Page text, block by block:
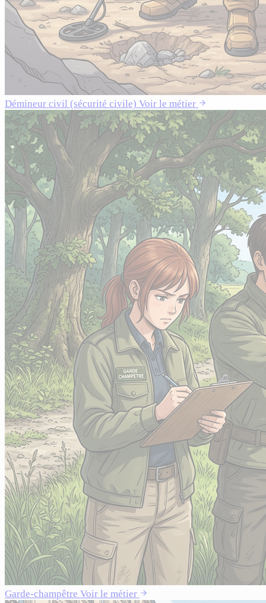
Démineur civil (sécurité civile) Voir le métier
Garde-champêtre Voir le métier